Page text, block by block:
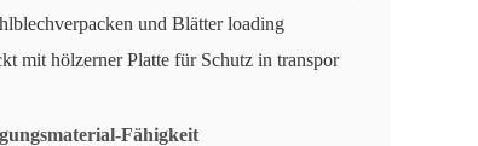
und Blätter loading
mit hölzerner Platte für Schutz in transpor
Fähigkeit